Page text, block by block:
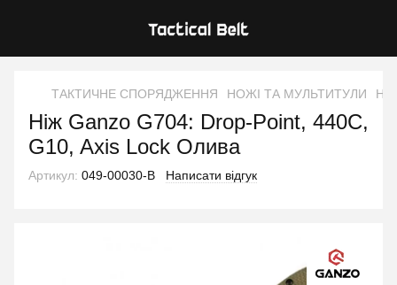
ТАКТИЧНЕ СПОРЯДЖЕННЯ НОЖІ ТА МУЛЬТИТУЛИ
Ніж Ganzo G704: Drop-Point, 440C,
G10, Axis Lock Олива
Артикул: 049-00030-B Написати відгук